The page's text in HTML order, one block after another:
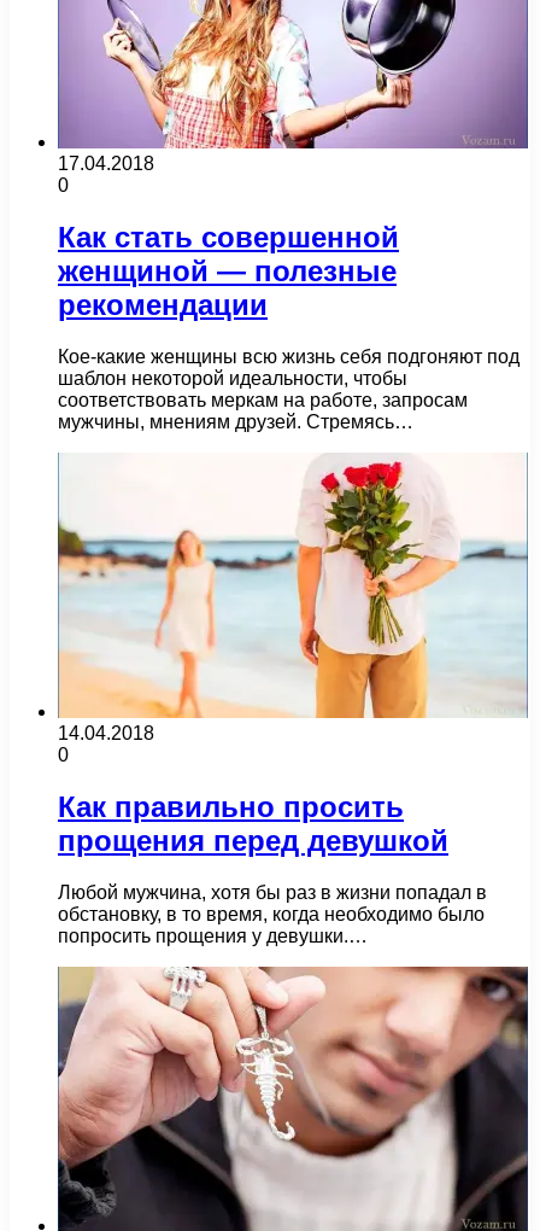
17.04.2018
0
Как стать совершенной
женщиной — полезные
рекомендации
Кое-какие женщины всю жизнь себя подгоняют под
шаблон некоторой идеальности, чтобы
соответствовать меркам на работе, запросам
мужчины, мнениям друзей. Стремясь…
14.04.2018
0
Как правильно просить
прощения перед девушкой
Любой мужчина, хотя бы раз в жизни попадал в
обстановку, в то время, когда необходимо было
попросить прощения у девушки.…